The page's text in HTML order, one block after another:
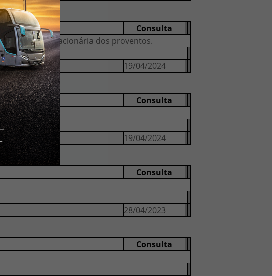
Consulta
da posição acionária dos proventos.
19/04/2024
Consulta
19/04/2024
Consulta
28/04/2023
Consulta